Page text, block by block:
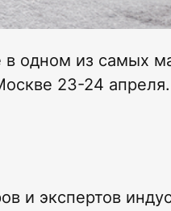
одном из самых
23-24 апреля.
и экспертов